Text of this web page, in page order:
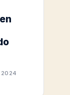
2024